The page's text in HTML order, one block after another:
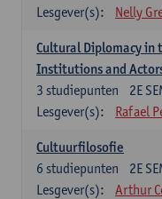
Lesgever(s):
Nelly
Cultural Diplomacy in
Institutions and
2E
3 studiepunten
Lesgever(s):
Rafael
Cultuurfilosofie
2E
6 studiepunten
Lesgever(s):
Arthur